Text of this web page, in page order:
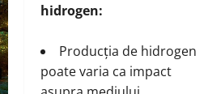
hidrogen:
Producția de hidrogen
poate varia ca impact